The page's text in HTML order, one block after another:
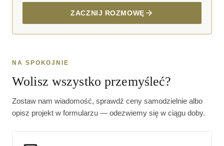
ZACZNIJ ROZMOWĘ
NA SPOKOJNIE
Wolisz wszystko przemyśleć?
Zostaw nam wiadomość, sprawdź ceny samodzielnie albo
opisz projekt w formularzu — odezwiemy się w ciągu doby.